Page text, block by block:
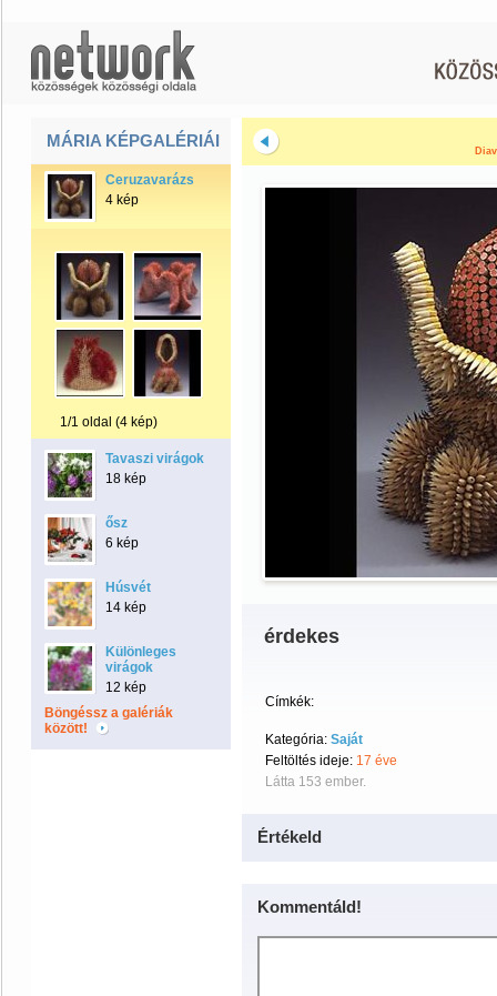
MÁRIA KÉPGALÉRIÁI
Ceruzavarázs
4 kép
1/1 oldal (4 kép)
Tavaszi virágok
18 kép
ősz
6 kép
Húsvét
14 kép
Különleges
virágok
12 kép
Böngéssz a galériák
között!
érdekes
Címkék:
Kategória: Saját
Feltöltés ideje: 17 éve
Látta 153 ember.
Értékeld
Kommentáld!